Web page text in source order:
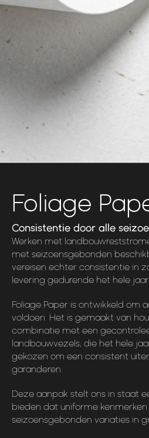
Foliage
Consistentie door alle
Werken met
met seizoensgebonden
vereisen echter consistentie in
levering gedurende het hele jaar.
Foliage Paper is ontwikkeld om
voldoen. Het is gemaakt van
combinatie met een
landbouwvezels, die het hele
gekozen om een consistent
garanderen.
Deze aanpak stelt ons in staat
bieden dat uniforme
seizoensgebonden variaties in